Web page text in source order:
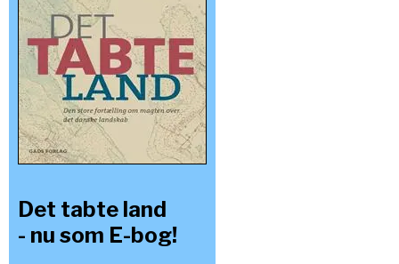
Det tabte land
- nu som E-bog!